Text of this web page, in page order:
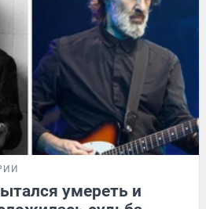
умереть и